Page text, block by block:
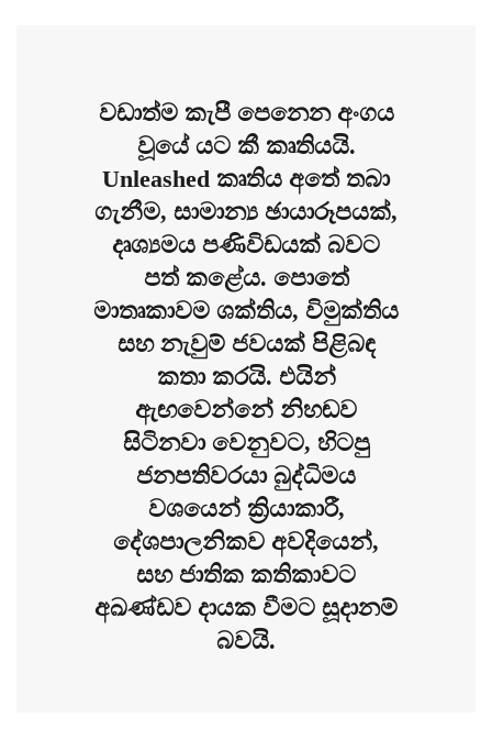
වඩාත්ම කැපී පෙනෙන අංගය
වූයේ යට කී කෘතියයි.
Unleashed කෘතිය අතේ තබා
ගැනීම, සාමාන්‍ය ඡායාරූපයක්,
දෘශ්‍යමය පණිවිඩයක් බවට
පත් කළේය. පොතේ
මාතෘකාවම ශක්තිය, විමුක්තිය
සහ නැවුම් ජවයක් පිළිබඳ
කතා කරයි. එයින්
ඇඟවෙන්නේ නිහඬව
සිටිනවා වෙනුවට, හිටපු
ජනපතිවරයා බුද්ධිමය
වශයෙන් ක්‍රියාකාරී,
දේශපාලනිකව අවදියෙන්,
සහ ජාතික කතිකාවට
අඛණ්ඩව දායක වීමට සූදානම්
බවයි.